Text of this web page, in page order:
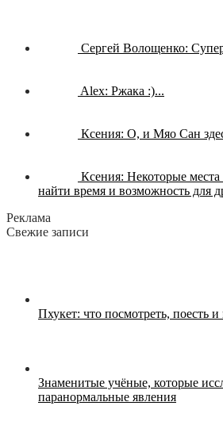
Сергей Волощенко:
Alex: Ржака :)...
Ксения: О, и Мяо Сан
Ксения: Некоторые
найти время и возможность для
Реклама
Свежие записи
Пхукет: что посмотреть, поесть и
Знаменитые учёные, которые
паранормальные явления